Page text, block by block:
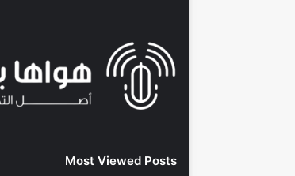
Most Viewed Posts